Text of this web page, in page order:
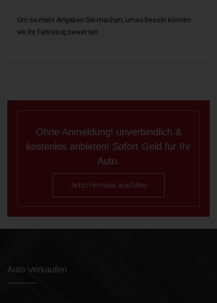
Um so mehr Angaben Sie machen, umso besser können
wir Ihr Fahrezug bewerten.
Ohne Anmeldung! unverbindlich &
kostenlos anbieten! Sofort Geld für Ihr
Auto.
Jetzt Formular ausfüllen
Auto Verkaufen